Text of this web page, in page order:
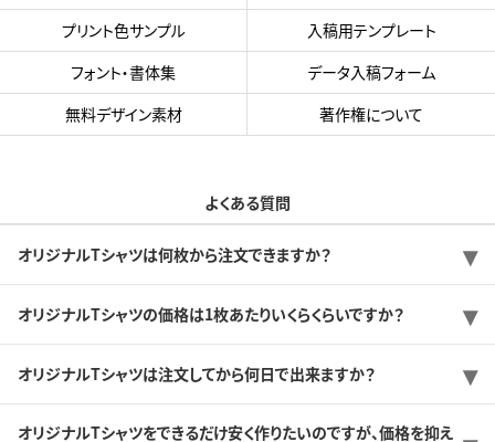
プリント色サンプル
入稿用テンプレート
フォント・書体集
データ入稿フォーム
無料デザイン素材
著作権について
よくある質問
オリジナルTシャツは何枚から注文できますか？
オリジナルTシャツの価格は1枚あたりいくらくらいですか？
オリジナルTシャツは注文してから何日で出来ますか？
オリジナルTシャツをできるだけ安く作りたいのですが、価格を抑え